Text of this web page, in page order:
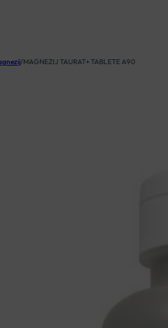
/MAGNEZIJ TAURAT+ TABLETE A90